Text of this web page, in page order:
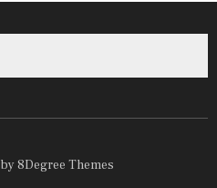
by 8Degree Themes